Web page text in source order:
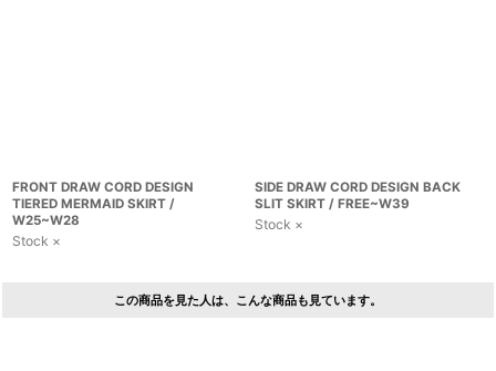
FRONT DRAW CORD DESIGN
TIERED MERMAID SKIRT /
W25~W28
Stock ×
SIDE DRAW CORD DESIGN BACK
SLIT SKIRT / FREE~W39
Stock ×
この商品を見た人は、こんな商品も見ています。